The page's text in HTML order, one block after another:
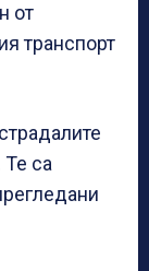
от
транспорт
са